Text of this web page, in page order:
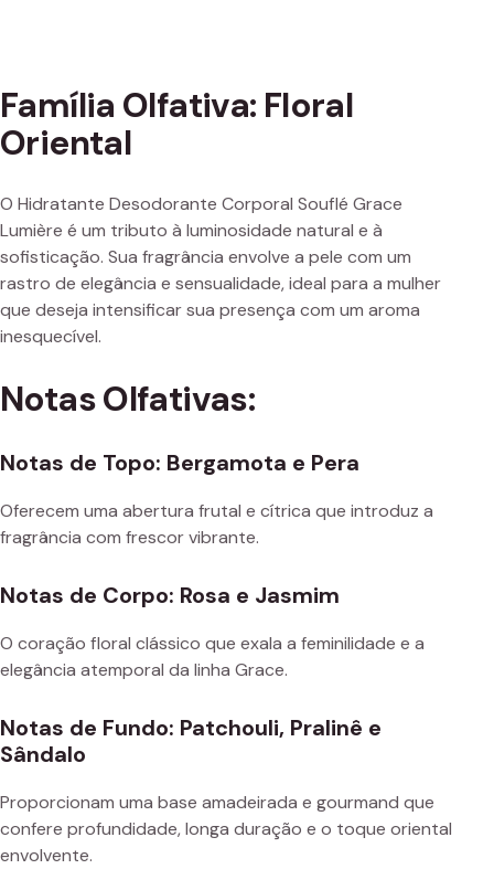
Família Olfativa: Floral
Oriental
O Hidratante Desodorante Corporal Souflé Grace
Lumière é um tributo à luminosidade natural e à
sofisticação. Sua fragrância envolve a pele com um
rastro de elegância e sensualidade, ideal para a mulher
que deseja intensificar sua presença com um aroma
inesquecível.
Notas Olfativas:
Notas de Topo: Bergamota e Pera
Oferecem uma abertura frutal e cítrica que introduz a
fragrância com frescor vibrante.
Notas de Corpo: Rosa e Jasmim
O coração floral clássico que exala a feminilidade e a
elegância atemporal da linha Grace.
Notas de Fundo: Patchouli, Pralinê e
Sândalo
Proporcionam uma base amadeirada e gourmand que
confere profundidade, longa duração e o toque oriental
envolvente.